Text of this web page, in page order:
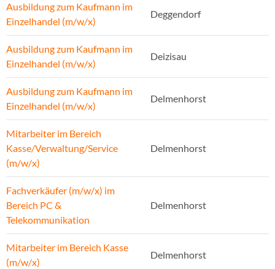
Ausbildung zum Kaufmann im
Einzelhandel (m/w/x)
Deggendorf
Ausbildung zum Kaufmann im
Einzelhandel (m/w/x)
Deizisau
Ausbildung zum Kaufmann im
Einzelhandel (m/w/x)
Delmenhorst
Mitarbeiter im Bereich
Kasse/Verwaltung/Service
(m/w/x)
Delmenhorst
Fachverkäufer (m/w/x) im
Bereich PC &
Telekommunikation
Delmenhorst
Mitarbeiter im Bereich Kasse
(m/w/x)
Delmenhorst